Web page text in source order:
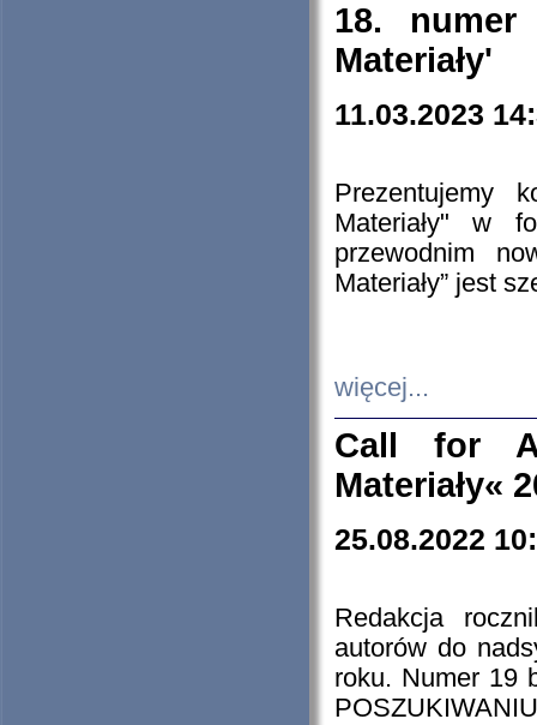
18. numer
Materiały'
11.03.2023
Prezentujemy
Materiały" w
przewodnim
Materiały” jest
więcej...
Call for
Materiały«
25.08.2022
Redakcja
autorów do
roku. Numer 19